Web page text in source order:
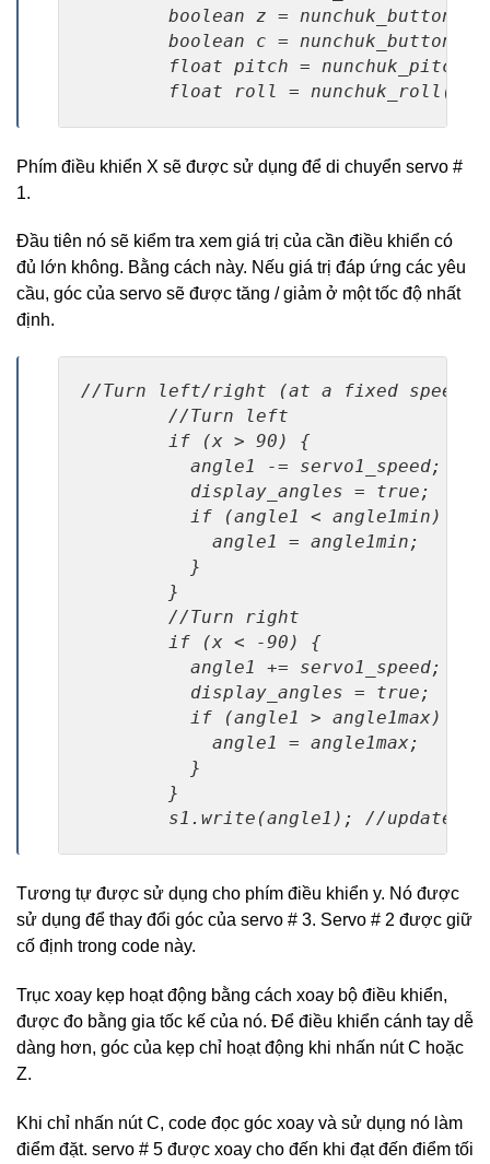
boolean z =
boolean c =
float pitch =
float roll = nunchuk_roll();
Phím điều khiển X sẽ được sử dụng để di chuyển servo #
1.
Đầu tiên nó sẽ kiểm tra xem giá trị của cần điều khiển có
đủ lớn không. Bằng cách này. Nếu giá trị đáp ứng các yêu
cầu, góc của servo sẽ được tăng / giảm ở một tốc độ nhất
định.
//Turn left/right (at a fixed speed)
        //Turn left
        if (x > 90) {
          angle1 -= servo1_speed;
          display_angles = true;
          if (angle1 < angle1min) {
            angle1 = angle1min;
          }
        }
        //Turn right
        if (x < -90) {
          angle1 += servo1_speed;
          display_angles = true;
          if (angle1 > angle1max) {
            angle1 = angle1max;
          }
        }
s1.write(angle1); //update
Tương tự được sử dụng cho phím điều khiển y. Nó được
sử dụng để thay đổi góc của servo # 3. Servo # 2 được giữ
cố định trong code này.
Trục xoay kẹp hoạt động bằng cách xoay bộ điều khiển,
được đo bằng gia tốc kế của nó. Để điều khiển cánh tay dễ
dàng hơn, góc của kẹp chỉ hoạt động khi nhấn nút C hoặc
Z.
Khi chỉ nhấn nút C, code đọc góc xoay và sử dụng nó làm
điểm đặt. servo # 5 được xoay cho đến khi đạt đến điểm tối